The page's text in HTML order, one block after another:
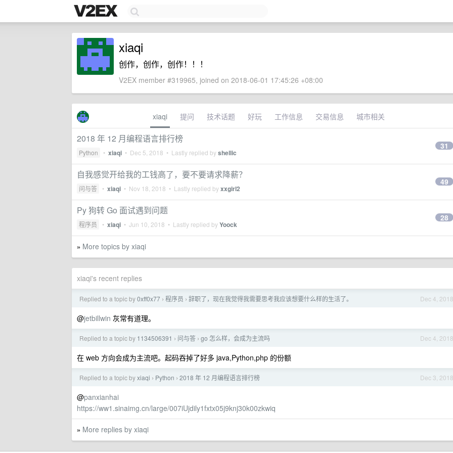
xiaqi
创作，创作，创作！！！
V2EX member #319965, joined on 2018-06-01 17:45:26 +08:00
xiaqi 提问 技术话题 好玩 工作信息 交易信息 城市相关
2018 年 12 月编程语言排行榜
Python • xiaqi • Dec 5, 2018 • Lastly replied byshellic
31
自我感觉开给我的工钱高了，要不要请求降薪？
问与答 • xiaqi • Nov 18, 2018 • Lastly replied byxxgirl2
49
Py 狗转 Go 面试遇到问题
程序员 • xiaqi • Jun 10, 2018 • Lastly replied byYoock
28
» More topics by xiaqi
xiaqi's recent replies
Dec 4, 2018
Replied to a topic by0xff0x77 › 程序员 › 辞职了，现在我觉得我需要思考我应该想要什么样的生活了。
@jetbillwin 灰常有道理。
Dec 4, 2018
Replied to a topic by 1134506391 › 问与答 › go 怎么样，会成为主流吗
在 web 方向会成为主流吧。起码吞掉了好多 java,Python,php 的份额
Dec 3, 2018
Replied to a topic byxiaqi › Python › 2018 年 12 月编程语言排行榜
@panxianhai
https://ww1.sinaimg.cn/large/007iUjdily1fxtx05j9knj30k00zkwiq
» More replies by xiaqi